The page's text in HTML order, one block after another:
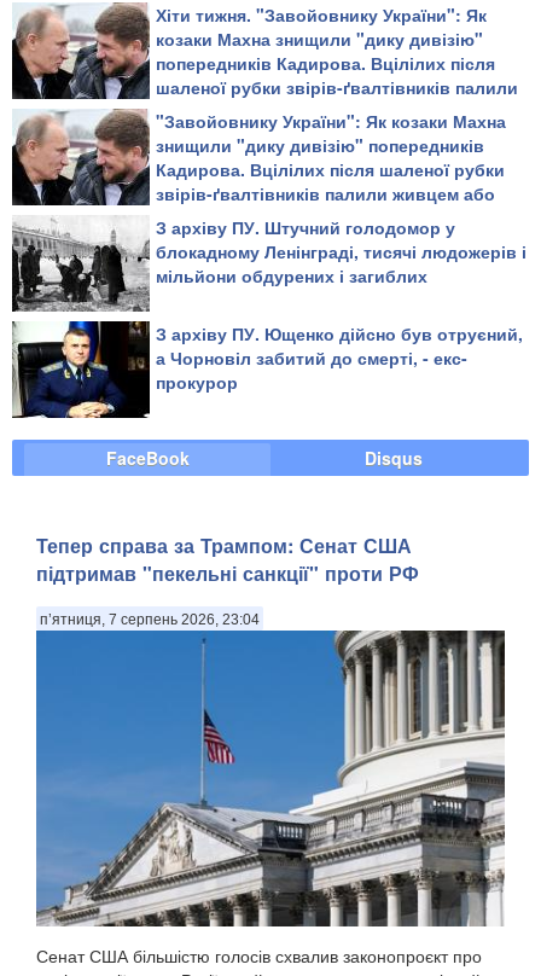
Хіти тижня. "Завойовнику України": Як
козаки Махна знищили "дику дивізію"
попередників Кадирова. Вцілілих після
шаленої рубки звірів-ґвалтівників палили
живцем або повільно рубали на дрібні
шматки
"Завойовнику України": Як козаки Махна
знищили "дику дивізію" попередників
Кадирова. Вцілілих після шаленої рубки
звірів-ґвалтівників палили живцем або
повільно рубали на дрібні шматки
З архіву ПУ. Штучний голодомор у
блокадному Ленінграді, тисячі людожерів і
мільйони обдурених і загиблих
З архіву ПУ. Ющенко дійсно був отруєний,
а Чорновіл забитий до смерті, - екс-
прокурор
FaceBook Disqus
Тепер справа за Трампом: Сенат США
підтримав "пекельні санкції" проти РФ
п’ятниця, 7 серпень 2026, 23:04
Сенат США більшістю голосів схвалив законопроєкт про